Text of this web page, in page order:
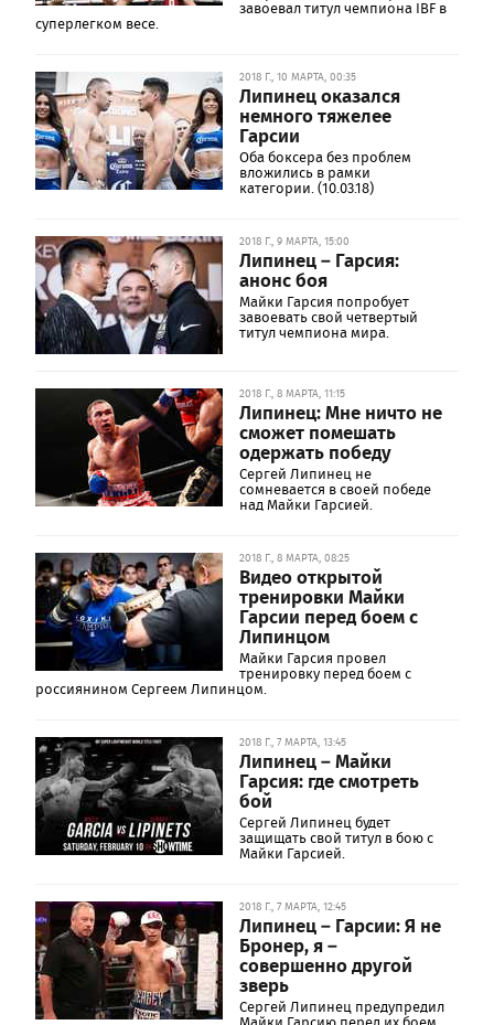
завоевал титул чемпиона IBF в
суперлегком весе.
2018 Г., 10 МАРТА, 00:35
Липинец оказался
немного тяжелее
Гарсии
Оба боксера без проблем
вложились в рамки
категории. (10.03.18)
2018 Г., 9 МАРТА, 15:00
Липинец – Гарсия:
анонс боя
Майки Гарсия попробует
завоевать свой четвертый
титул чемпиона мира.
2018 Г., 8 МАРТА, 11:15
Липинец: Мне ничто не
сможет помешать
одержать победу
Сергей Липинец не
сомневается в своей победе
над Майки Гарсией.
2018 Г., 8 МАРТА, 08:25
Видео открытой
тренировки Майки
Гарсии перед боем с
Липинцом
Майки Гарсия провел
тренировку перед боем с
россиянином Сергеем Липинцом.
2018 Г., 7 МАРТА, 13:45
Липинец – Майки
Гарсия: где смотреть
бой
Сергей Липинец будет
защищать свой титул в бою с
Майки Гарсией.
2018 Г., 7 МАРТА, 12:45
Липинец – Гарсии: Я не
Бронер, я –
совершенно другой
зверь
Сергей Липинец предупредил